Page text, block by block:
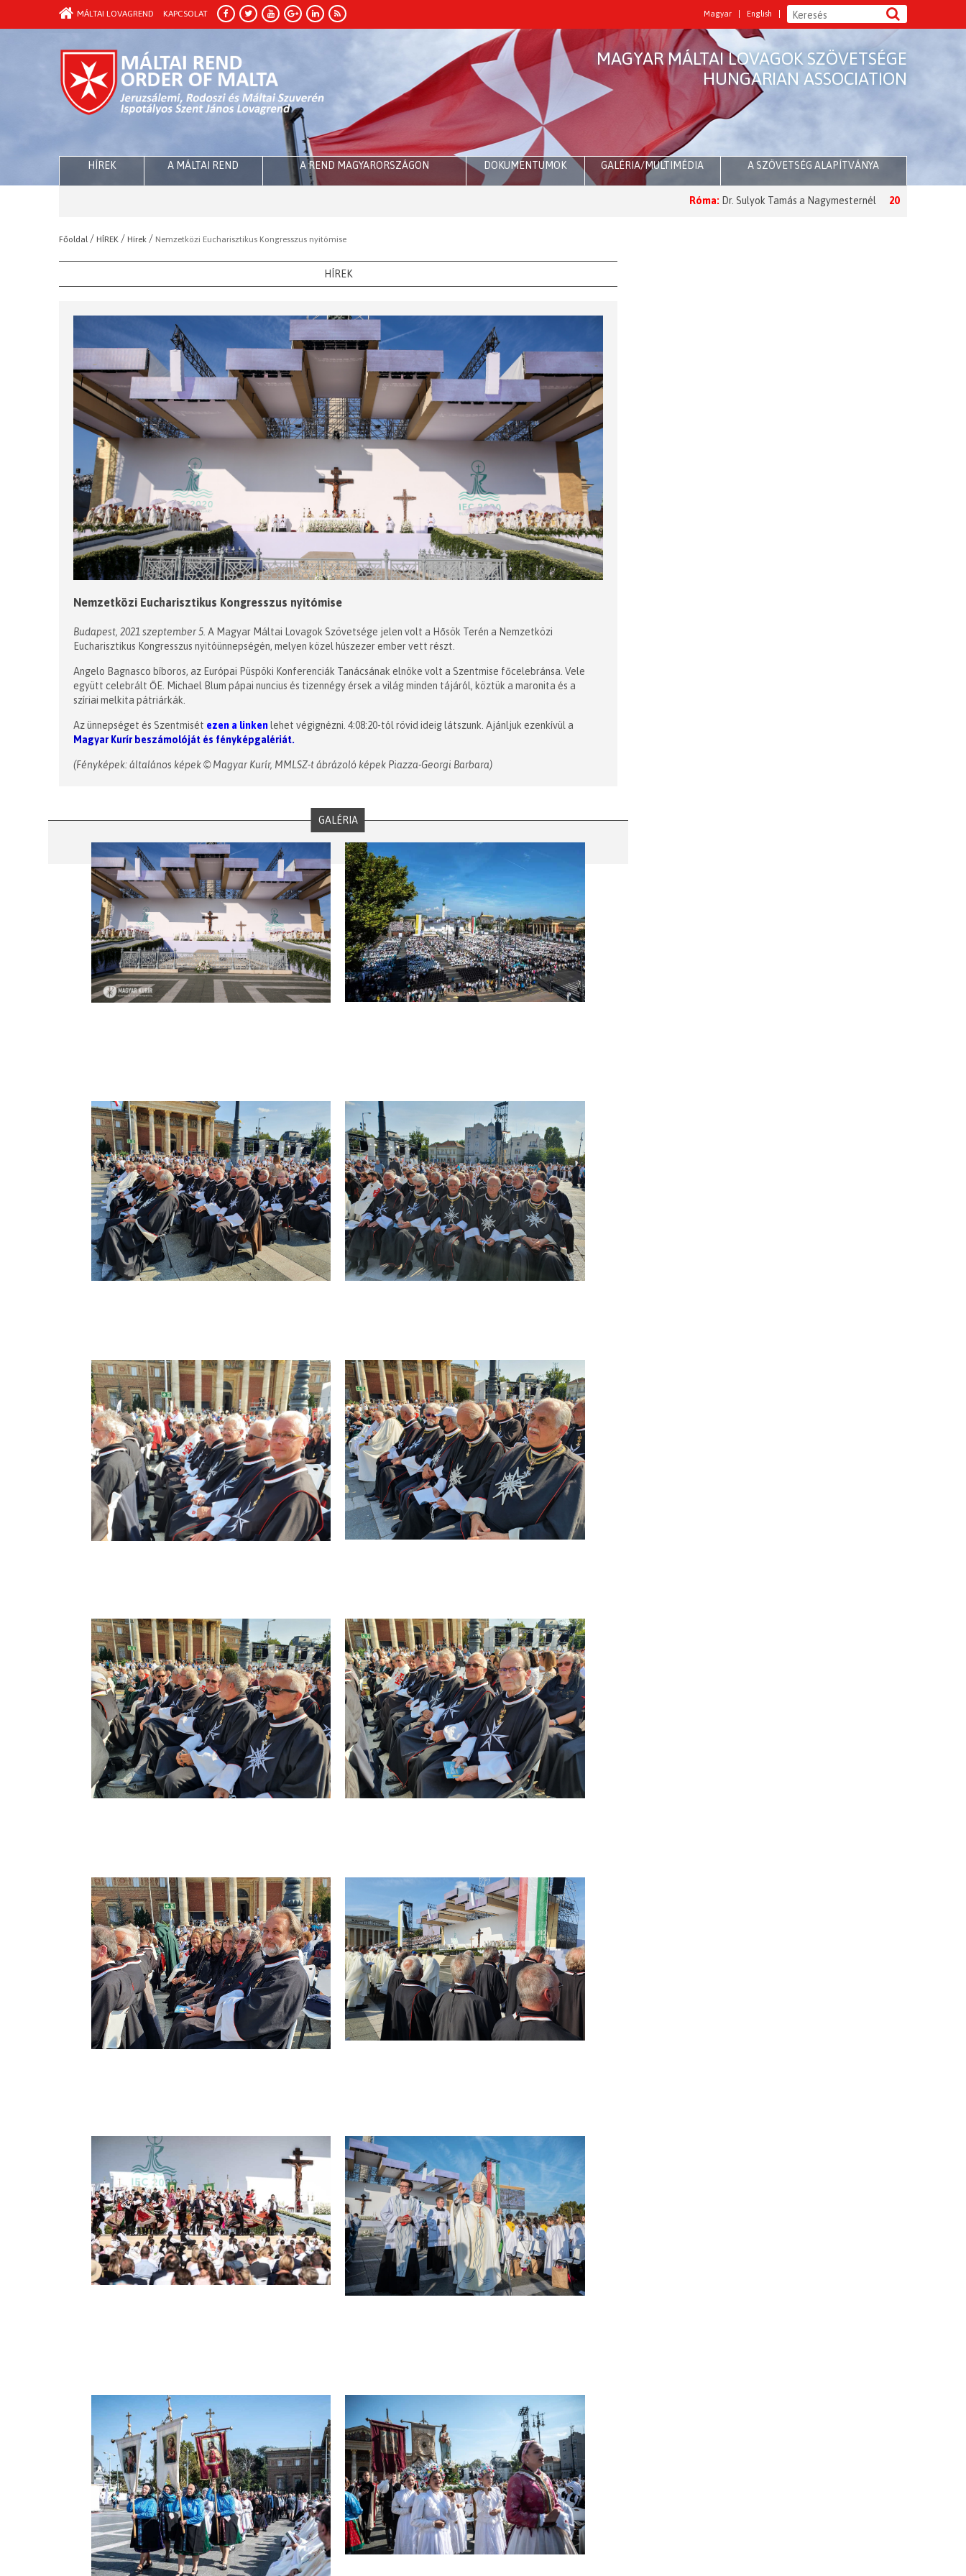
Magyar English
MÁLTAI LOVAGREND KAPCSOLAT
MAGYAR MÁLTAI LOVAGOK SZÖVETSÉGE
HUNGARIAN ASSOCIATION
HÍREK A MÁLTAI REND A REND MAGYARORSZÁGON DOKUMENTUMOK GALÉRIA/MULTIMÉDIA A SZÖVETSÉG ALAPÍTVÁNYA
Dr. Sulyok Tamás a Nagymesternél 2026 Nagyböjt:A Nagymester
Főoldal / HÍREK / Hírek / Nemzetközi Eucharisztikus Kongresszus nyitómise
HÍREK
Nemzetközi Eucharisztikus Kongresszus nyitómise
Budapest, 2021 szeptember 5. A Magyar Máltai Lovagok Szövetsége jelen volt a Hősök Terén a Nemzetközi
Eucharisztikus Kongresszus nyitóünnepségén, melyen közel húszezer ember vett részt.
Angelo Bagnasco bíboros, az Európai Püspöki Konferenciák Tanácsának elnöke volt a Szentmise főcelebránsa. Vele
együtt celebrált ŐE. Michael Blum pápai nuncius és tizennégy érsek a világ minden tájáról, köztük a maronita és a
szíriai melkita pátriárkák.
Az ünnepséget és Szentmisét ezen a linkenlehet végignézni. 4:08:20-tól rövid ideig látszunk. Ajánljuk ezenkívül a
Magyar Kurír beszámolóját és fényképgalériát.
(Fényképek: általános képek © Magyar Kurír, MMLSZ-t ábrázoló képek Piazza-Georgi Barbara)
GALÉRIA